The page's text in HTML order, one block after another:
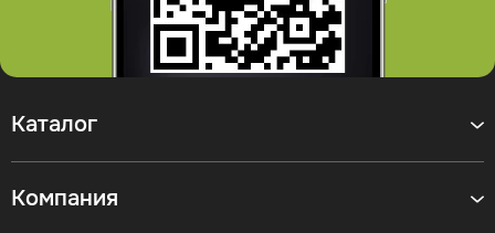
Каталог
Компания